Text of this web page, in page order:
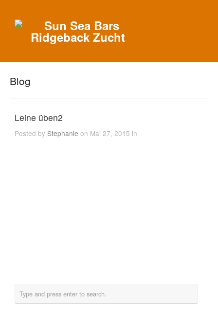
Blog
Leine üben2
Posted byStephanie on Mai 27, 2015 in